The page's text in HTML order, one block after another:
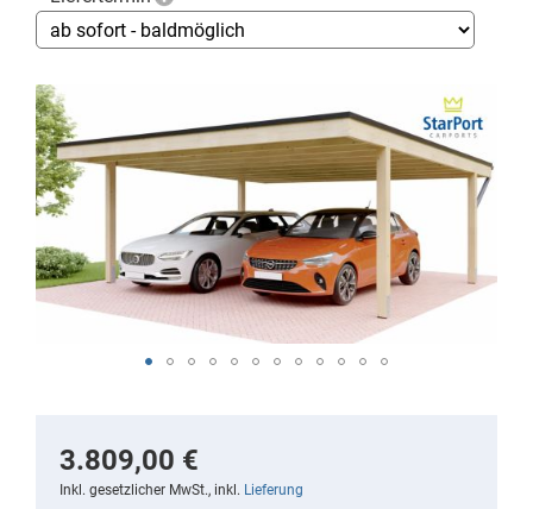
Skip
to
the
end
of
images
gallery
beginning
3.809,00 €
Inkl. gesetzlicher MwSt., inkl. Lieferung